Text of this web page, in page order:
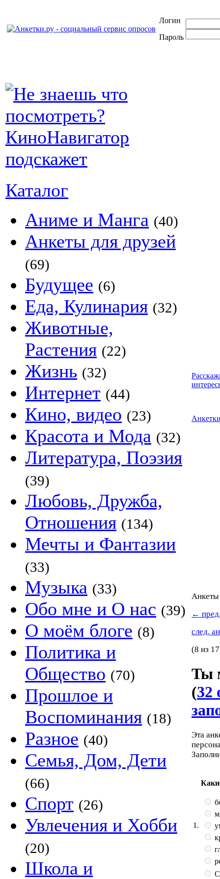
Логин
Пароль
Каталог
Аниме и Манга (40)
Анкеты для друзей
(69)
Будущее (6)
Еда, Кулинария (32)
Животные,
Растения (22)
Жизнь (32)
Интернет (44)
Кино, видео (23)
Красота и Мода (32)
Литература, Поэзия
(39)
Любовь, Дружба,
Отношения (134)
Мечты и Фантазии
(33)
Музыка (33)
Обо мне и О нас (39)
О моём блоге (8)
Политика и
Общество (70)
Прошлое и
Воспоминания (18)
Разное (40)
Семья, Дом, Дети
(66)
Спорт (26)
Увлечения и Хобби
(20)
Школа и
Анкеты
←
след.
(8 из
Ты
(32
Эта
1.